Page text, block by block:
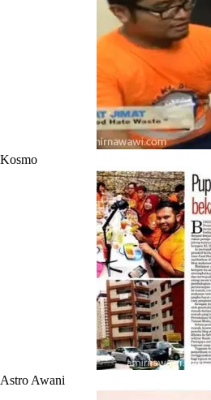
Kosmo
Astro Awani